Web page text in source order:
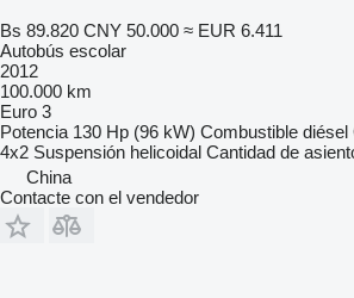
Bs 89.820 CNY 50.000 ≈ EUR 6.411
Autobús escolar
2012
100.000 km
Euro 3
Potencia 130 Hp (96 kW) Combustible diésel
4x2 Suspensión helicoidal Cantidad de
China
Contacte con el vendedor